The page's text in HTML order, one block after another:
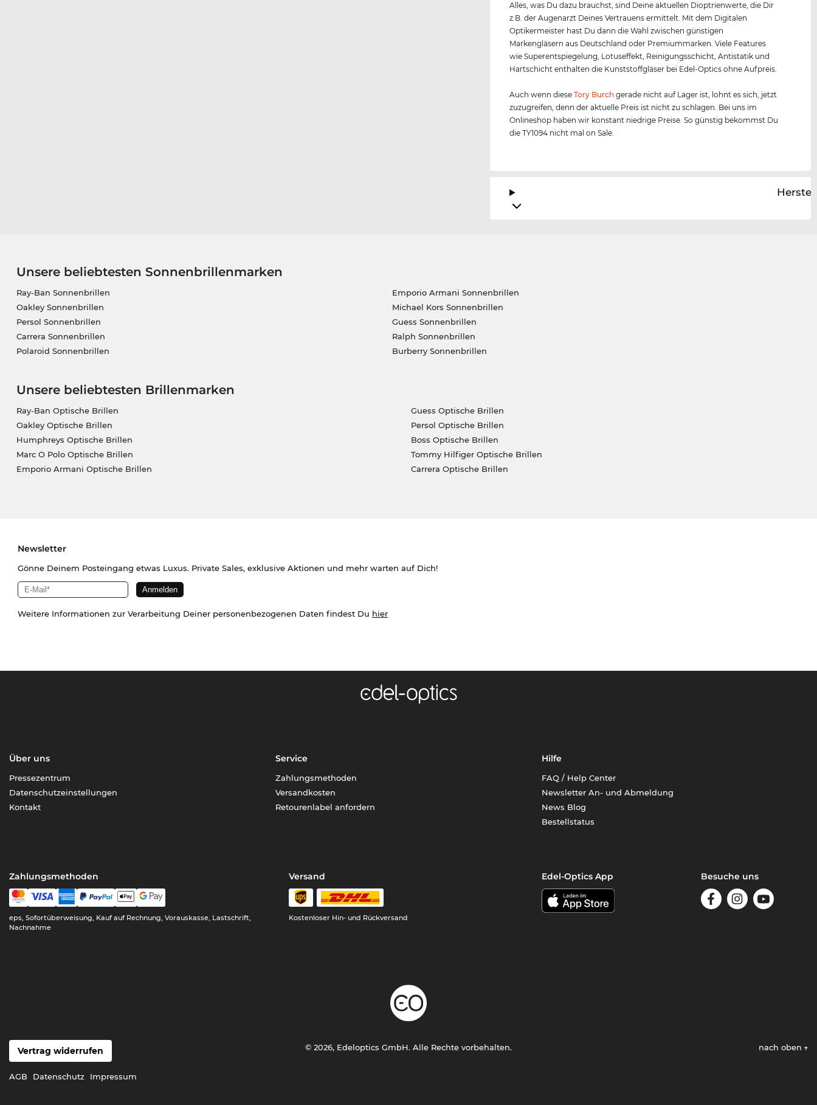
Alles, was Du dazu brauchst, sind Deine aktuellen Dioptrienwerte, die Dir
z.B. der Augenarzt Deines Vertrauens ermittelt. Mit dem Digitalen
Optikermeister hast Du dann die Wahl zwischen günstigen
Markengläsern aus Deutschland oder Premiummarken. Viele Features
wie Superentspiegelung, Lotuseffekt, Reinigungsschicht, Antistatik und
Hartschicht enthalten die Kunststoffgläser bei Edel-Optics ohne Aufpreis.
Auch wenn dieseTory Burch gerade nicht auf Lager ist, lohnt es sich, jetzt
zuzugreifen, denn der aktuelle Preis ist nicht zu schlagen. Bei uns im
Onlineshop haben wir konstant niedrige Preise. So günstig bekommst Du
die TY1094 nicht mal on Sale.
Unsere beliebtesten Sonnenbrillenmarken
Ray-Ban Sonnenbrillen
Oakley Sonnenbrillen
Persol Sonnenbrillen
Carrera Sonnenbrillen
Polaroid Sonnenbrillen
Emporio Armani Sonnenbrillen
Michael Kors Sonnenbrillen
Guess Sonnenbrillen
Ralph Sonnenbrillen
Burberry Sonnenbrillen
Unsere beliebtesten Brillenmarken
Ray-Ban Optische Brillen
Oakley Optische Brillen
Humphreys Optische Brillen
Marc O Polo Optische Brillen
Emporio Armani Optische Brillen
Guess Optische Brillen
Persol Optische Brillen
Boss Optische Brillen
Tommy Hilfiger Optische Brillen
Carrera Optische Brillen
Newsletter
Gönne Deinem Posteingang etwas Luxus. Private Sales, exklusive Aktionen und mehr warten auf Dich!
Weitere Informationen zur Verarbeitung Deiner personenbezogenen Daten findest Du hier
Über uns
Pressezentrum
Datenschutzeinstellungen
Kontakt
Service
Zahlungsmethoden
Versandkosten
Retourenlabel anfordern
Hilfe
FAQ / Help Center
Newsletter An- und Abmeldung
News Blog
Bestellstatus
Zahlungsmethoden
eps, Sofortüberweisung, Kauf auf Rechnung, Vorauskasse, Lastschrift,
Nachnahme
Versand
Kostenloser Hin- und Rückversand
Edel-Optics App Besuche uns
Vertrag widerrufen
AGB Datenschutz Impressum
© 2026, Edeloptics GmbH. Alle Rechte vorbehalten. nach oben